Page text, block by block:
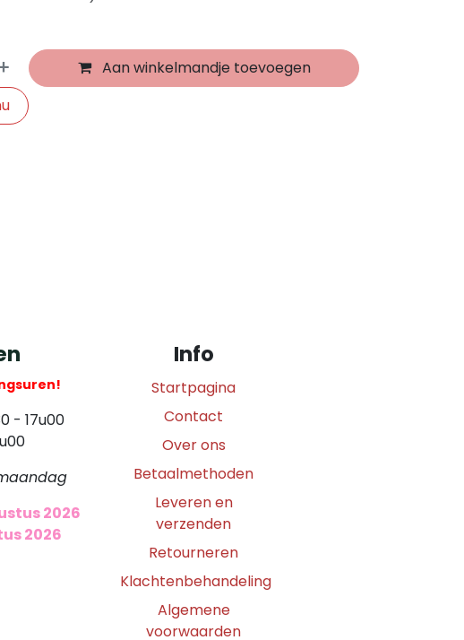
Aan winkelmandje toevoegen
- 17u00
2026
2026
Info
Startpagina
Contact
Over ons
Betaalmethoden
Leveren en
verzenden
Retourneren
Klachtenbehandeling
Algemene
voorwaarden